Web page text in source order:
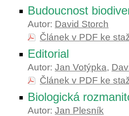
Budoucnost
Autor: David Storch
Článek v PDF ke
Editorial
Autor: Jan Votýpka,
Článek v PDF ke
Biologická
Autor: Jan Plesník